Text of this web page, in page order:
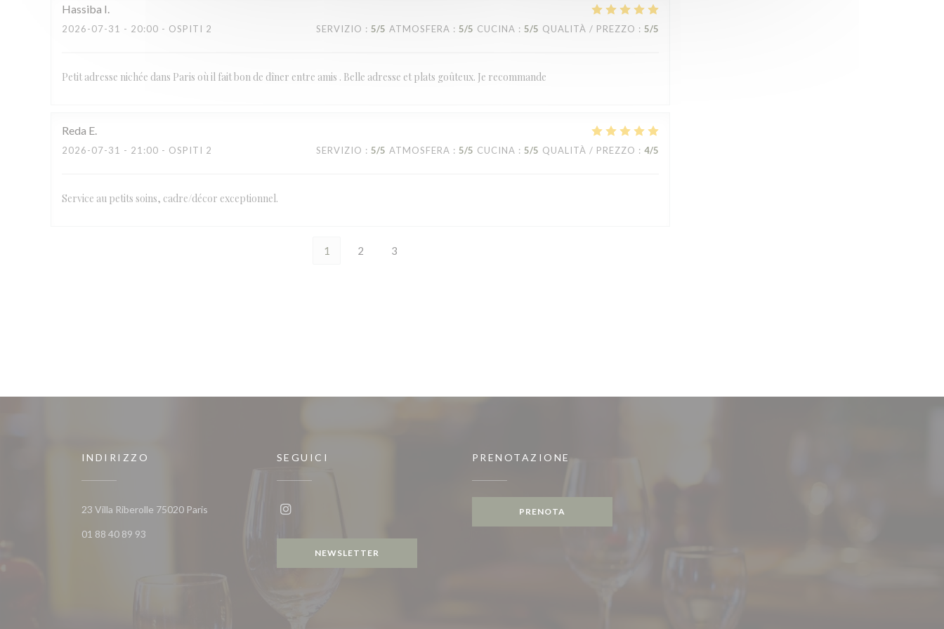
Hassiba I
2026-07-31 - 20:00 - OSPITI 2 SERVIZIO : 5/5 ATMOSFERA : 5/5 CUCINA : 5/5 QUALITÀ / PREZZO : 5/5
Petit adresse nichée dans Paris où il fait bon de dîner entre amis . Belle adresse et plats goûteux. Je recommande
Reda E
2026-07-31 - 21:00 - OSPITI 2 SERVIZIO : 5/5 ATMOSFERA : 5/5 CUCINA : 5/5 QUALITÀ / PREZZO : 4/5
Service au petits soins, cadre/décor exceptionnel.
1 2 3
INDIRIZZO
23 Villa Riberolle 75020 Paris((apre una nuova finestra))
01 88 40 89 93
SEGUICI
NEWSLETTER
PRENOTAZIONE
PRENOTA